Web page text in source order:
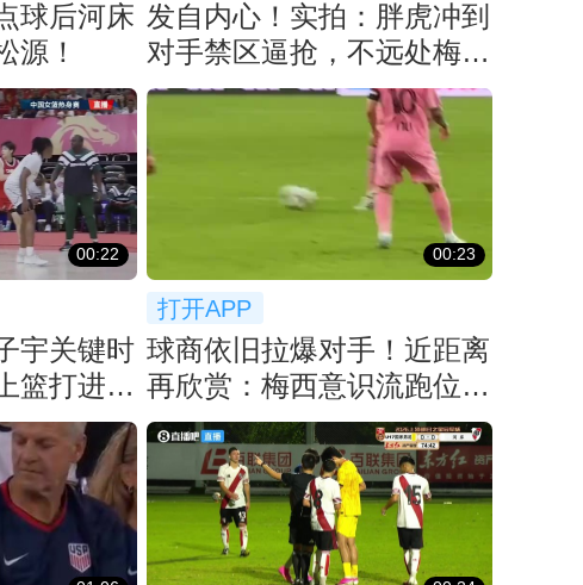
球后河床
源！
发自内心！实拍：胖虎冲到
对手禁区逼抢，不远处梅西
微笑送上掌声
00:22
宇关键时
篮打进，
00:23
打开APP
球商依旧拉爆对手！近距离
再欣赏：梅西意识流跑位不
停球垫射破门